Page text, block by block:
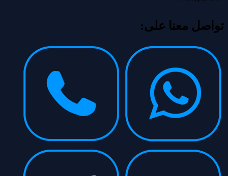
تواصل معنا على: